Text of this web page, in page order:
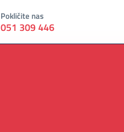
Pokličite nas
051 309 446